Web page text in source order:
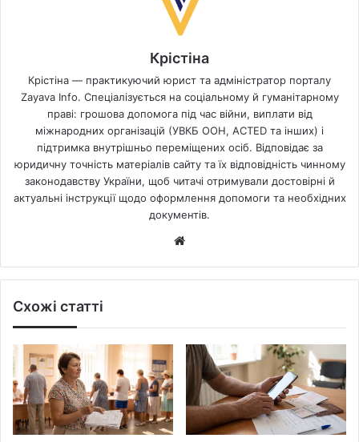
Крістіна
Крістіна — практикуючий юрист та адміністратор порталу
Zayava Info. Спеціалізується на соціальному й гуманітарному
праві: грошова допомога під час війни, виплати від
міжнародних організацій (УВКБ ООН, ACTED та інших) і
підтримка внутрішньо переміщених осіб. Відповідає за
юридичну точність матеріалів сайту та їх відповідність чинному
законодавству України, щоб читачі отримували достовірні й
актуальні інструкції щодо оформлення допомоги та необхідних
документів.
Схожі статті